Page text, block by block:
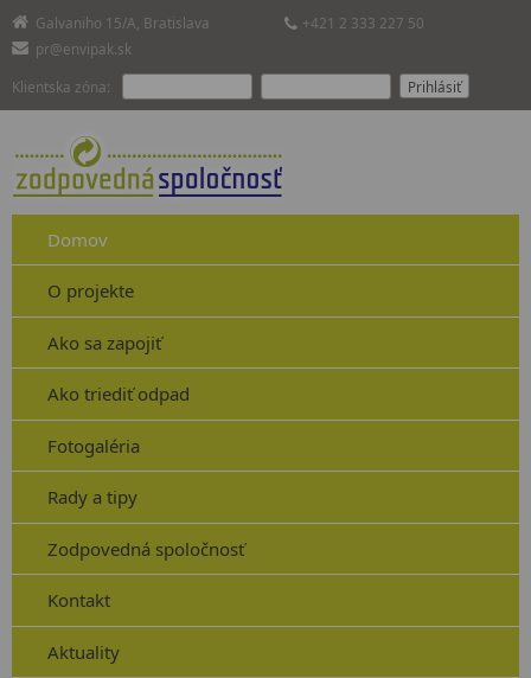
Galvaniho 15/A, Bratislava
+421 2 333 227 50
pr@envipak.sk
Klientska zóna:
Domov
O projekte
Ako sa zapojiť
Ako triediť odpad
Fotogaléria
Rady a tipy
Zodpovedná spoločnosť
Kontakt
Aktuality